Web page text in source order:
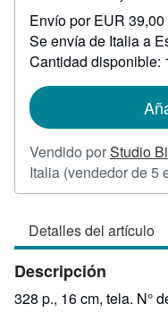
65,00
Envío por EUR 39,00
Se envía de Italia a
Cantidad disponible:
Vendido porStudio
Italia (vendedor de 5
Detalles del artículo
Descripción
328 p., 16 cm, tela. N°